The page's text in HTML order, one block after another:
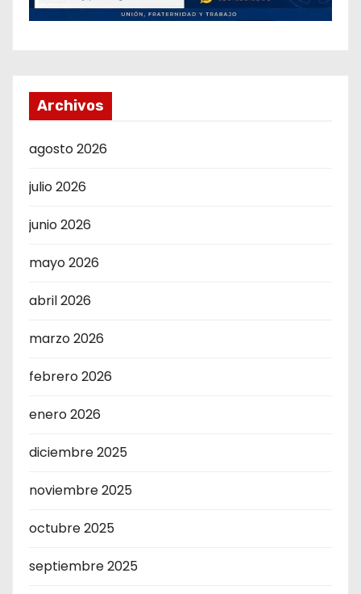
Archivos
agosto 2026
julio 2026
junio 2026
mayo 2026
abril 2026
marzo 2026
febrero 2026
enero 2026
diciembre 2025
noviembre 2025
octubre 2025
septiembre 2025